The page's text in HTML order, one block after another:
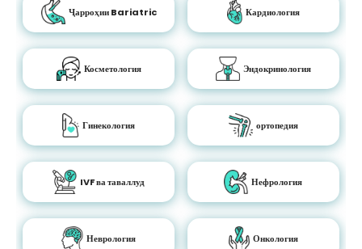
Ҷарроҳии Bariatric Кардиология
Косметология Эндокринология
Гинекология ортопедия
IVF ва таваллуд Нефрология
Неврология Онкология